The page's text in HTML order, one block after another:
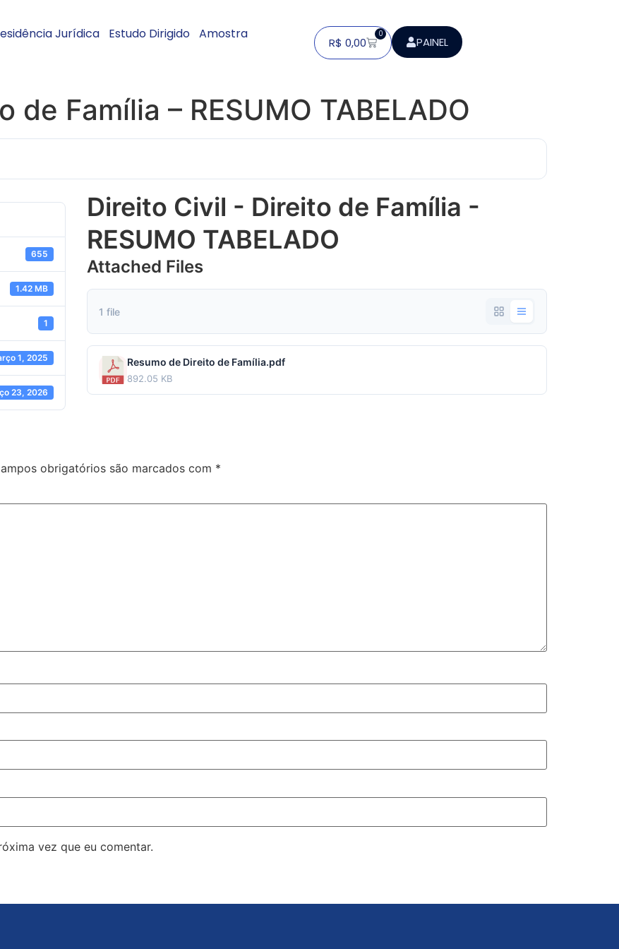
Jurídica Estudo Dirigido Amostra
R$ 0,00
0
PAINEL
de Família – RESUMO TABELADO
655
1.42 MB
1
1, 2025
23, 2026
Direito Civil - Direito de Família -
RESUMO TABELADO
Attached Files
1 file
Resumo de Direito de Família.pdf
892.05 KB
obrigatórios são marcados com *
vez que eu comentar.